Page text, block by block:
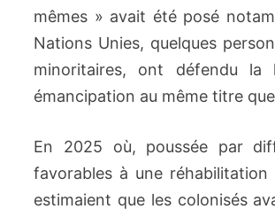
mêmes » avait été posé
Nations Unies, quelques
minoritaires, ont défendu la
émancipation au même titre
En 2025 où, poussée par
favorables à une
estimaient que les colonisés